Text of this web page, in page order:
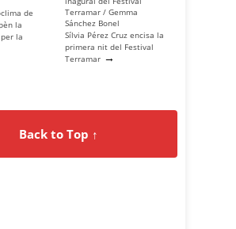
de
la
la
Sílvia Pérez Cruz encisa la
primera nit del Festival
Terramar →
Back to Top ↑